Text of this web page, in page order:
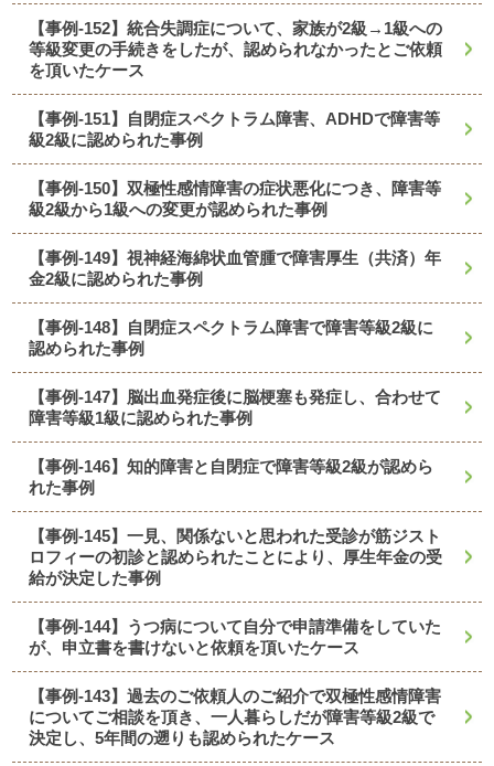
【事例-152】統合失調症について、家族が2級→1級への
等級変更の手続きをしたが、認められなかったとご依頼
を頂いたケース
【事例-151】自閉症スペクトラム障害、ADHDで障害等
級2級に認められた事例
【事例-150】双極性感情障害の症状悪化につき、障害等
級2級から1級への変更が認められた事例
【事例-149】視神経海綿状血管腫で障害厚生（共済）年
金2級に認められた事例
【事例-148】自閉症スペクトラム障害で障害等級2級に
認められた事例
【事例-147】脳出血発症後に脳梗塞も発症し、合わせて
障害等級1級に認められた事例
【事例-146】知的障害と自閉症で障害等級2級が認めら
れた事例
【事例-145】一見、関係ないと思われた受診が筋ジスト
ロフィーの初診と認められたことにより、厚生年金の受
給が決定した事例
【事例-144】うつ病について自分で申請準備をしていた
が、申立書を書けないと依頼を頂いたケース
【事例-143】過去のご依頼人のご紹介で双極性感情障害
についてご相談を頂き、一人暮らしだが障害等級2級で
決定し、5年間の遡りも認められたケース